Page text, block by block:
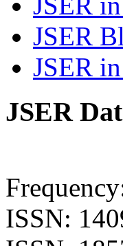
JSER
JSER
JSER
ISSN: